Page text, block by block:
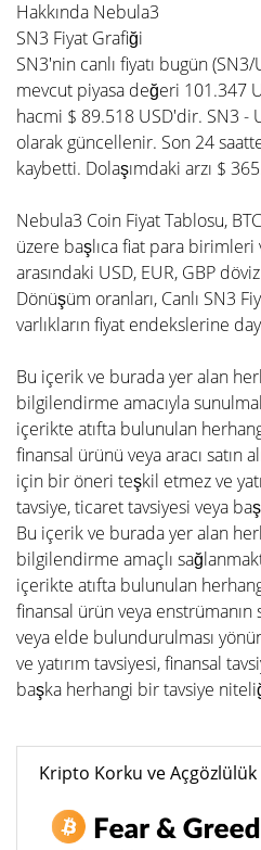
Hakkında Nebula3
SN3 Fiyat Grafiği
SN3'nin canlı fiyatı bugün
mevcut piyasa değeri 101.347
hacmi $ 89.518 USD'dir. SN3 -
olarak güncellenir. Son 24
kaybetti. Dolaşımdaki arzı $
Nebula3 Coin Fiyat Tablosu,
üzere başlıca fiat para
arasındaki USD, EUR, GBP
Dönüşüm oranları, Canlı SN3
varlıkların fiyat endekslerine
Bu içerik ve burada yer alan
bilgilendirme amacıyla
içerikte atıfta bulunulan
finansal ürünü veya aracı satın
için bir öneri teşkil etmez ve
tavsiye, ticaret tavsiyesi veya
Bu içerik ve burada yer alan
bilgilendirme amaçlı
içerikte atıfta bulunulan
finansal ürün veya enstrümanın
veya elde bulundurulması
ve yatırım tavsiyesi, finansal
başka herhangi bir tavsiye
Kripto Korku ve Açgözlülük